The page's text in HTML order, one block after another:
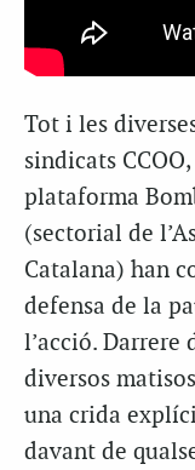
Tot i les
sindicats CCOO,
plataforma
(sectorial de
Catalana) han
defensa de la
l’acció. Darrere
diversos
una crida
davant de